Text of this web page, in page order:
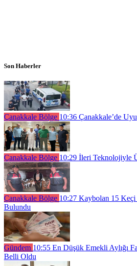
Son Haberler
Çanakkale Bölge 10:36 Çanakkale’de
Çanakkale Bölge 10:29 İleri Teknolojiyle
Çanakkale Bölge 10:27 Kaybolan 15 Keçi
Bulundu
Gündem 10:55 En Düşük Emekli Aylığı
Belli Oldu